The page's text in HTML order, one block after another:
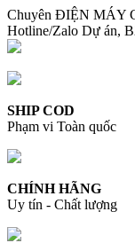
Chuyên ĐIỆN MÁY
Hotline/Zalo Dự án,
SHIP COD
Phạm vi Toàn quốc
CHÍNH HÃNG
Uy tín - Chất lượng